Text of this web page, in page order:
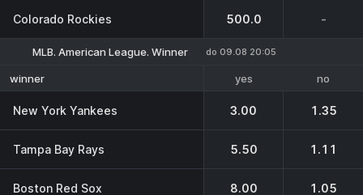
Colorado Rockies 500.0 -
MLB. American League. Winner do 09.08 20:05
winner yes no
New York Yankees 3.00 1.35
Tampa Bay Rays 5.50 1.11
Boston Red Sox 8.00 1.05